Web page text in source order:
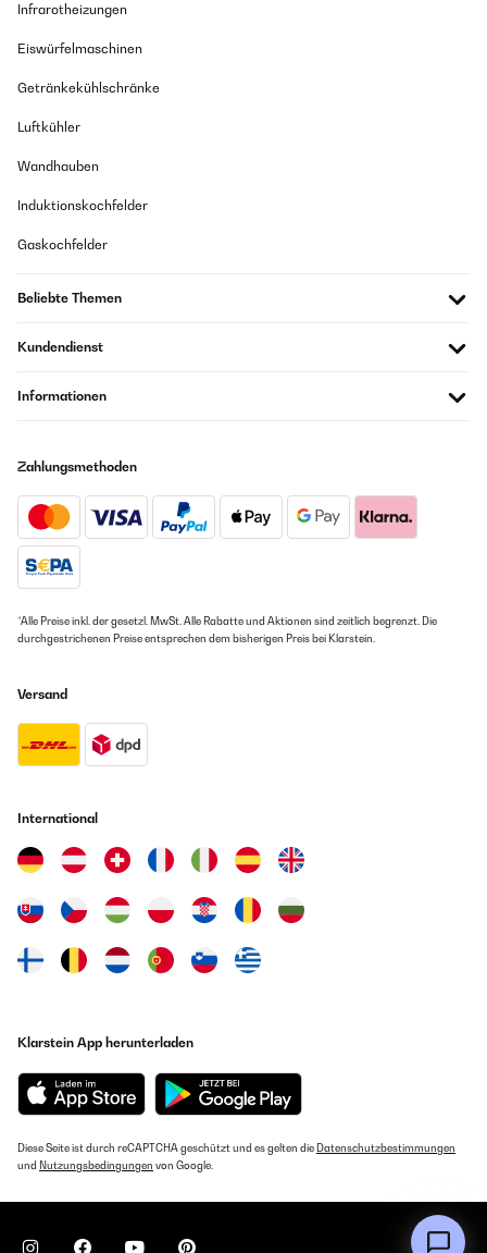
Infrarotheizungen
Eiswürfelmaschinen
Getränkekühlschränke
Luftkühler
Wandhauben
Induktionskochfelder
Gaskochfelder
Beliebte Themen
Kundendienst
Informationen
Zahlungsmethoden
*Alle Preise inkl. der gesetzl. MwSt. Alle Rabatte und Aktionen sind zeitlich begrenzt. Die
durchgestrichenen Preise entsprechen dem bisherigen Preis bei Klarstein.
Versand
International
Klarstein App herunterladen
Diese Seite ist durch reCAPTCHA geschützt und es gelten die Datenschutzbestimmungen
und Nutzungsbedingungen von Google.